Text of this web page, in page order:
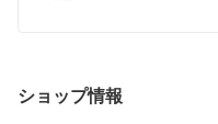
ショップ情報